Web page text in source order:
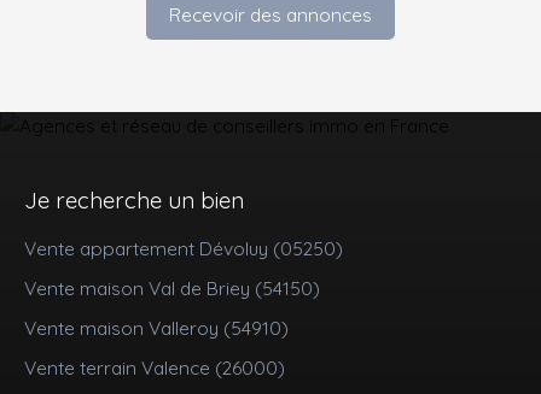
Recevoir des annonces
Je recherche un bien
Vente appartement Dévoluy (05250)
Vente maison Val de Briey (54150)
Vente maison Valleroy (54910)
Vente terrain Valence (26000)